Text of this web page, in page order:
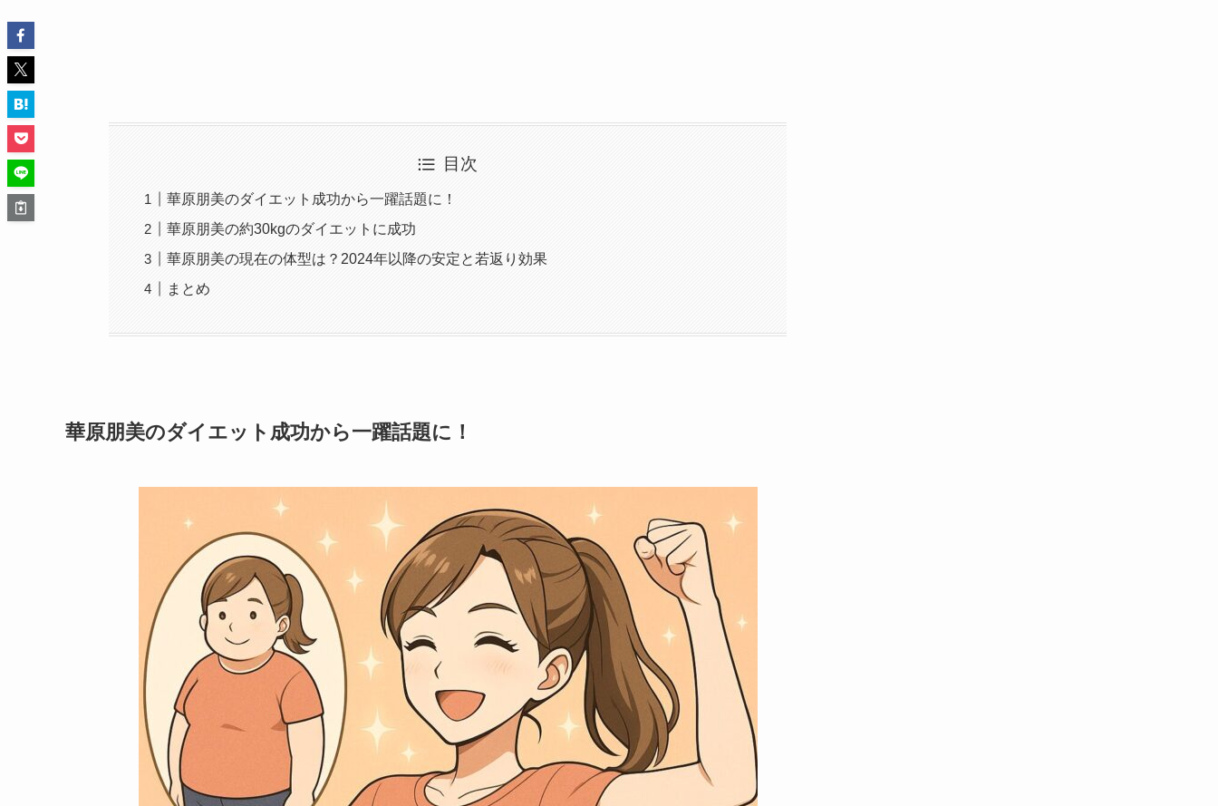
目次
華原朋美のダイエット成功から一躍話題に！
華原朋美の約30kgのダイエットに成功
華原朋美の現在の体型は？2024年以降の安定と若返り効果
まとめ
華原朋美のダイエット成功から一躍話題に！